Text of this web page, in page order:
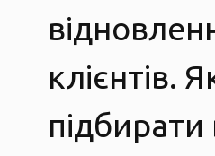
клієнтів.